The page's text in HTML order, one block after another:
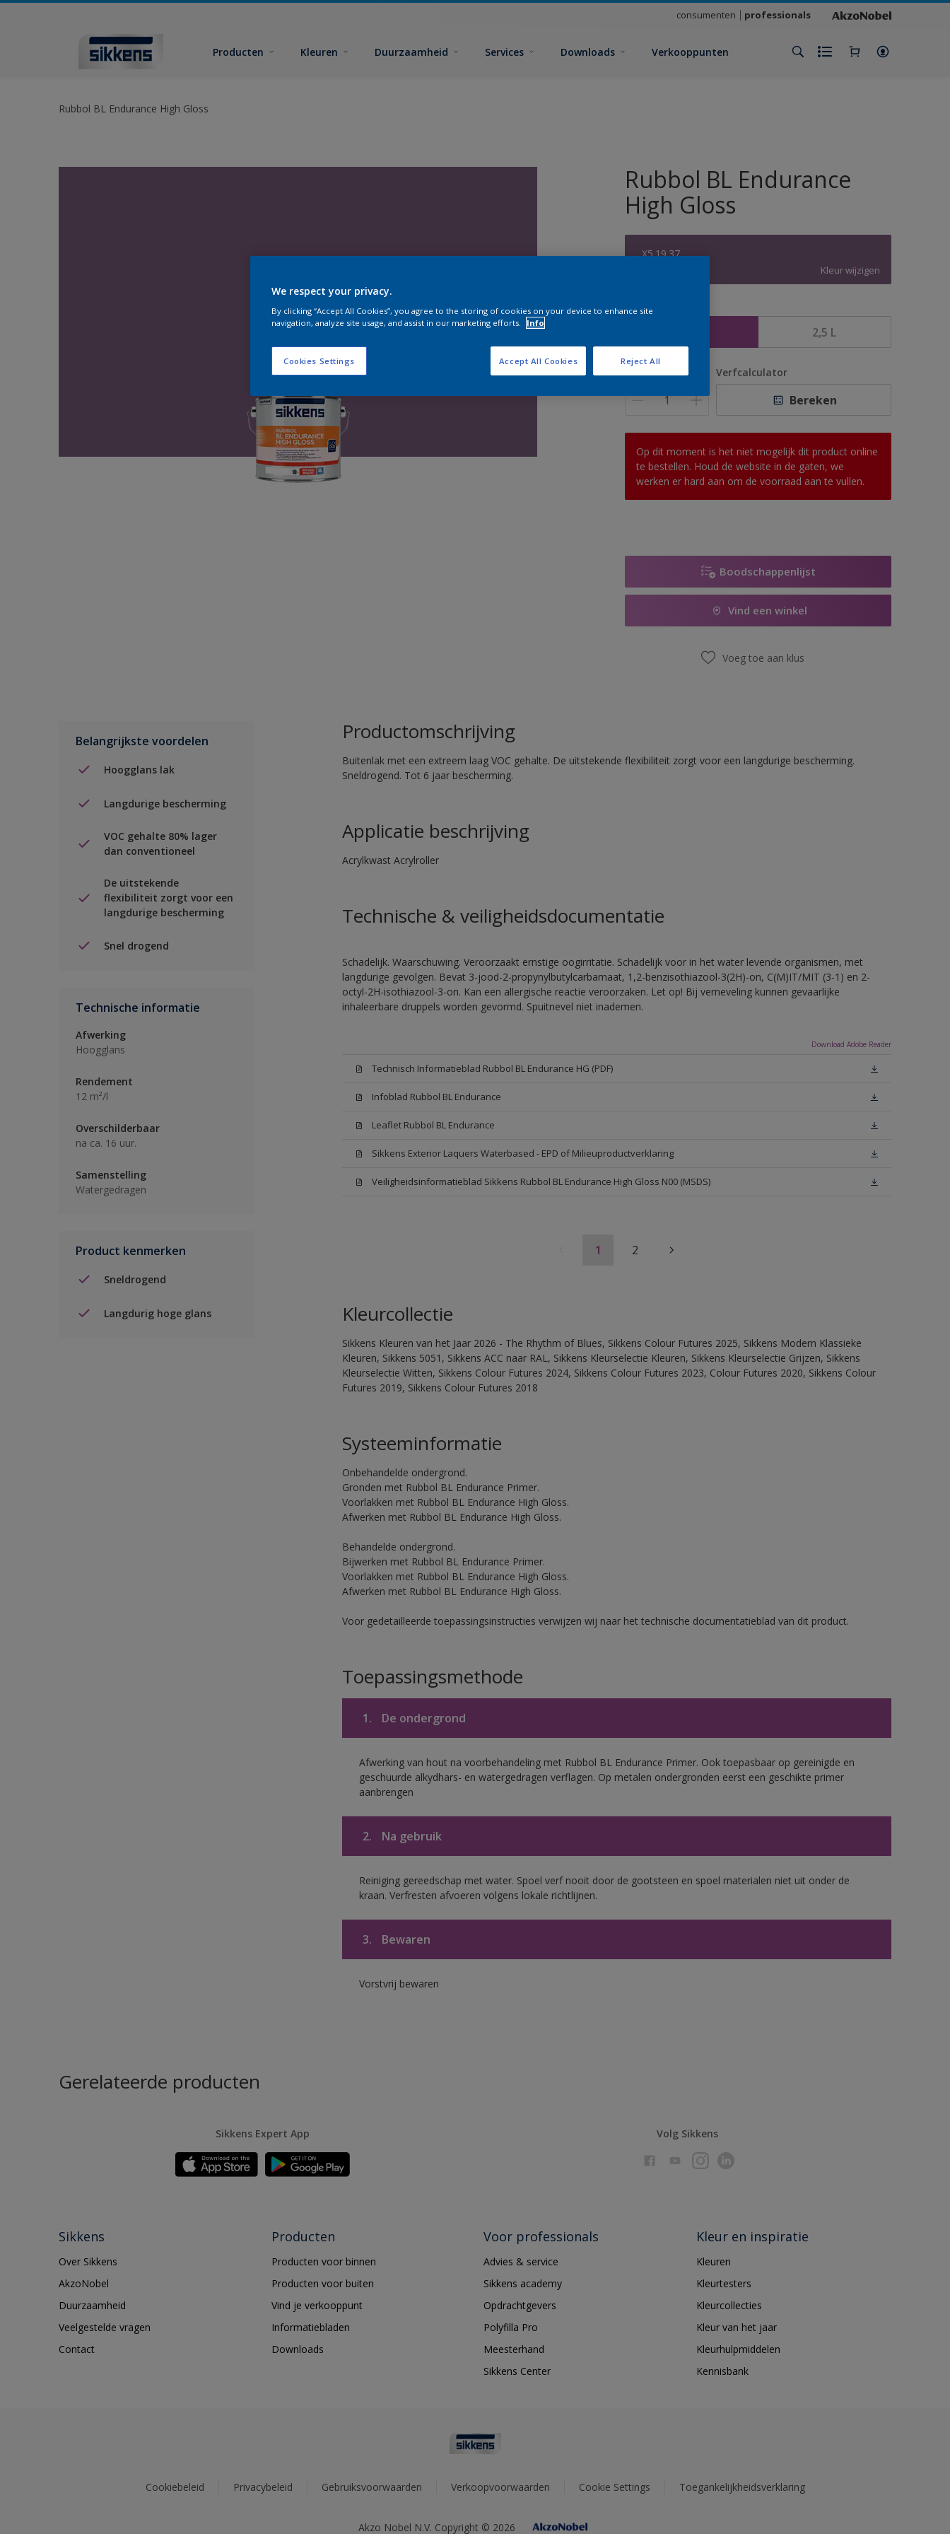
consumenten professionals
Producten Kleuren Duurzaamheid Services Downloads Verkooppunten
Rubbol BL Endurance High Gloss
Rubbol BL Endurance
High Gloss
X5.19.37
Kleur wijzigen
Grootte
2,5 L
Aantal Verfcalculator
Bereken
Op dit moment is het niet mogelijk dit product online
te bestellen. Houd de website in de gaten, we
werken er hard aan om de voorraad aan te vullen.
Boodschappenlijst
Vind een winkel
Voeg toe aan klus
Belangrijkste voordelen
Hoogglans lak
Langdurige bescherming
VOC gehalte 80% lager
dan conventioneel
De uitstekende
flexibiliteit zorgt voor een
langdurige bescherming
Snel drogend
Technische informatie
Afwerking
Hoogglans
Rendement
12 m²/l
Overschilderbaar
na ca. 16 uur.
Samenstelling
Watergedragen
Product kenmerken
Sneldrogend
Langdurig hoge glans
Productomschrijving
Buitenlak met een extreem laag VOC gehalte. De uitstekende flexibiliteit zorgt voor een langdurige bescherming.
Sneldrogend. Tot 6 jaar bescherming.
Applicatie beschrijving
Acrylkwast Acrylroller
Technische & veiligheidsdocumentatie
Schadelijk. Waarschuwing. Veroorzaakt ernstige oogirritatie. Schadelijk voor in het water levende organismen, met
langdurige gevolgen. Bevat 3-jood-2-propynylbutylcarbamaat, 1,2-benzisothiazool-3(2H)-on, C(M)IT/MIT (3-1) en 2-
octyl-2H-isothiazool-3-on. Kan een allergische reactie veroorzaken. Let op! Bij verneveling kunnen gevaarlijke
inhaleerbare druppels worden gevormd. Spuitnevel niet inademen.
Download Adobe Reader
Technisch Informatieblad Rubbol BL Endurance HG (PDF)
Infoblad Rubbol BL Endurance
Leaflet Rubbol BL Endurance
Sikkens Exterior Laquers Waterbased - EPD of Milieuproductverklaring
Veiligheidsinformatieblad Sikkens Rubbol BL Endurance High Gloss N00 (MSDS)
1 2
Kleurcollectie
Sikkens Kleuren van het Jaar 2026 - The Rhythm of Blues, Sikkens Colour Futures 2025, Sikkens Modern Klassieke
Kleuren, Sikkens 5051, Sikkens ACC naar RAL, Sikkens Kleurselectie Kleuren, Sikkens Kleurselectie Grijzen, Sikkens
Kleurselectie Witten, Sikkens Colour Futures 2024, Sikkens Colour Futures 2023, Colour Futures 2020, Sikkens Colour
Futures 2019, Sikkens Colour Futures 2018
Systeeminformatie
Onbehandelde ondergrond.
Gronden met Rubbol BL Endurance Primer.
Voorlakken met Rubbol BL Endurance High Gloss.
Afwerken met Rubbol BL Endurance High Gloss.
Behandelde ondergrond.
Bijwerken met Rubbol BL Endurance Primer.
Voorlakken met Rubbol BL Endurance High Gloss.
Afwerken met Rubbol BL Endurance High Gloss.
Voor gedetailleerde toepassingsinstructies verwijzen wij naar het technische documentatieblad van dit product.
Toepassingsmethode
1. De ondergrond
Afwerking van hout na voorbehandeling met Rubbol BL Endurance Primer. Ook toepasbaar op gereinigde en
geschuurde alkydhars- en watergedragen verflagen. Op metalen ondergronden eerst een geschikte primer
aanbrengen
2. Na gebruik
Reiniging gereedschap met water. Spoel verf nooit door de gootsteen en spoel materialen niet uit onder de
kraan. Verfresten afvoeren volgens lokale richtlijnen.
3. Bewaren
Vorstvrij bewaren
Gerelateerde producten
Sikkens Expert App Volg Sikkens
Sikkens
Over Sikkens
AkzoNobel
Duurzaamheid
Veelgestelde vragen
Contact
Producten
Producten voor binnen
Producten voor buiten
Vind je verkooppunt
Informatiebladen
Downloads
Voor professionals
Advies & service
Sikkens academy
Opdrachtgevers
Polyfilla Pro
Meesterhand
Sikkens Center
Kleur en inspiratie
Kleuren
Kleurtesters
Kleurcollecties
Kleur van het jaar
Kleurhulpmiddelen
Kennisbank
Cookiebeleid Privacybeleid Gebruiksvoorwaarden Verkoopvoorwaarden Cookie Settings Toegankelijkheidsverklaring
Akzo Nobel N.V. Copyright © 2026
We respect your privacy.
By clicking “Accept All Cookies”, you agree to the storing of cookies on your device to enhance site
navigation, analyze site usage, and assist in our marketing efforts.
Info
Cookies Settings Reject All
Accept All Cookies